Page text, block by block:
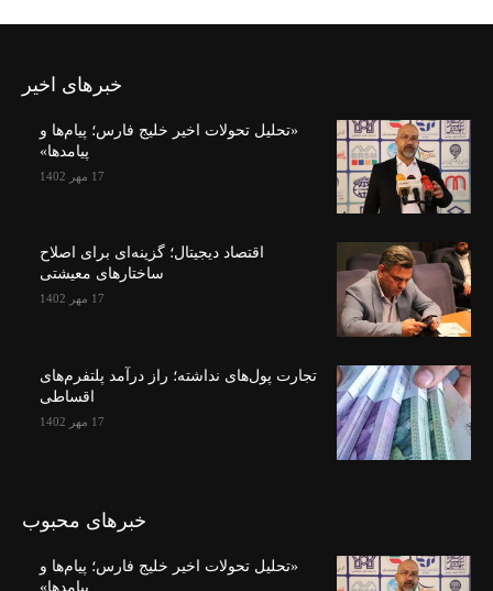
خبرهای اخیر
«تحلیل تحولات اخیر خلیج فارس؛ پیام‌ها و
پیامدها»
17 مهر 1402
اقتصاد دیجیتال؛ گزینه‌ای برای اصلاح
ساختارهای معیشتی
17 مهر 1402
تجارت پول‌های نداشته؛ راز درآمد پلتفرم‌های
اقساطی
17 مهر 1402
خبرهای محبوب
«تحلیل تحولات اخیر خلیج فارس؛ پیام‌ها و
پیامدها»